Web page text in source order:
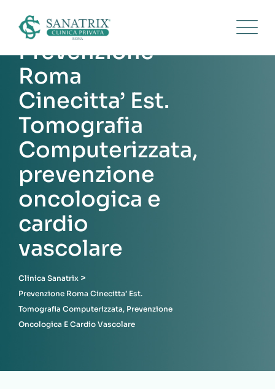
content
Prevenzione
Roma
Cinecitta’ Est.
Tomografia
Computerizzata,
prevenzione
oncologica e
cardio
vascolare
Clinica Sanatrix >
Prevenzione Roma Cinecitta’ Est.
Tomografia Computerizzata, Prevenzione
Oncologica E Cardio Vascolare